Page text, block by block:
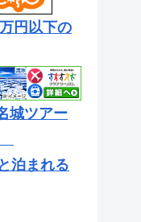
円以下の
城ツアー
泊まれる